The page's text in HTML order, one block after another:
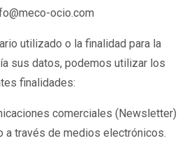
ocio.com
utilizado o la finalidad para la
sus datos, podemos utilizar los
finalidades:
comerciales (Newsletter)
a través de medios electrónicos.